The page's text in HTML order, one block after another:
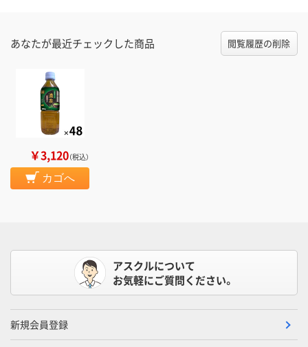
あなたが最近チェックした商品 閲覧履歴の削除
￥3,120（税込）
カゴへ
アスクルについて
お気軽にご質問ください。
新規会員登録